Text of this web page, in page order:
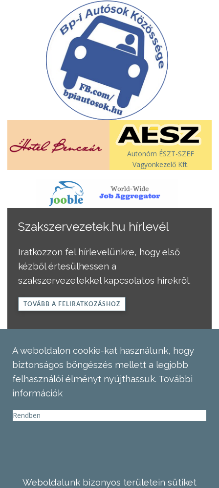
Autonóm ÉSZT-SZEF
Vagyonkezelő Kft.
Szakszervezetek.hu hírlevél
Iratkozzon fel hírlevelünkre, hogy első
kézből értesülhessen a
szakszervezetekkel kapcsolatos hírekről.
TOVÁBB A FELIRATKOZÁSHOZ
A weboldalon cookie-kat használunk, hogy
biztonságos böngészés mellett a legjobb
felhasználói élményt nyújthassuk. További
információk
Rendben
Weboldalunk bizonyos területein sütiket